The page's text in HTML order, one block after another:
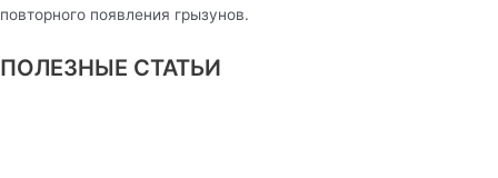
повторного появления грызунов.
ПОЛЕЗНЫЕ СТАТЬИ